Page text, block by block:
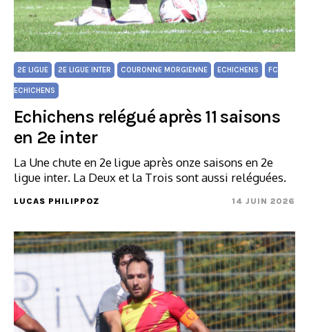
2E LIGUE 2E LIGUE INTER COURONNE MORGIENNE ECHICHENS FC
ECHICHENS
Echichens relégué après 11 saisons
en 2e inter
La Une chute en 2e ligue après onze saisons en 2e
ligue inter. La Deux et la Trois sont aussi reléguées.
LUCAS PHILIPPOZ 14 JUIN 2026